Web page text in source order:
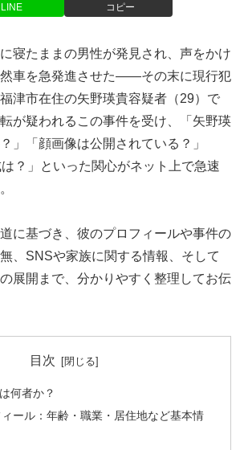
LINE コピー
寝たままの男性が発見され、声をかけ
車を急発進させた――その末に現行犯
津市在住の矢野瑛貴容疑者（29）で
が疑われるこの事件を受け、「矢野瑛
」「顔画像は公開されている？」
は？」といった関心がネット上で急速
に基づき、彼のプロフィールや事件の
、SNSや家族に関する情報、そして
展開まで、分かりやすく整理してお伝
目次
何者か？
ール：年齢・職業・居住地など基本情